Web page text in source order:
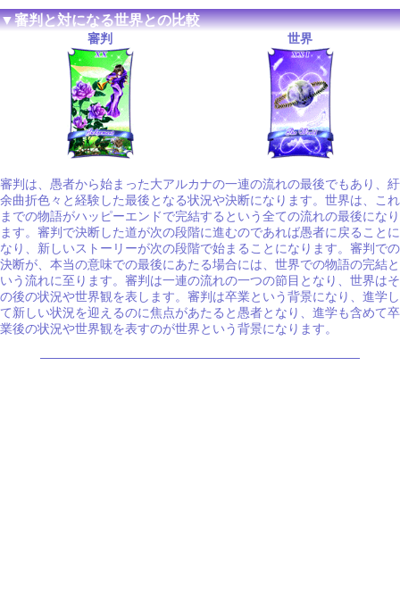
▼審判と対になる世界との比較
審判 世界
審判は、愚者から始まった大アルカナの一連の流れの最後でもあり、紆
余曲折色々と経験した最後となる状況や決断になります。世界は、これ
までの物語がハッピーエンドで完結するという全ての流れの最後になり
ます。審判で決断した道が次の段階に進むのであれば愚者に戻ることに
なり、新しいストーリーが次の段階で始まることになります。審判での
決断が、本当の意味での最後にあたる場合には、世界での物語の完結と
いう流れに至ります。審判は一連の流れの一つの節目となり、世界はそ
の後の状況や世界観を表します。審判は卒業という背景になり、進学し
て新しい状況を迎えるのに焦点があたると愚者となり、進学も含めて卒
業後の状況や世界観を表すのが世界という背景になります。